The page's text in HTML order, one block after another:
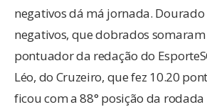
negativos dá má jornada. Dourado
negativos, que dobrados
pontuador da redação do
Léo, do Cruzeiro, que fez 10.20
ficou com a 88° posição da rodada